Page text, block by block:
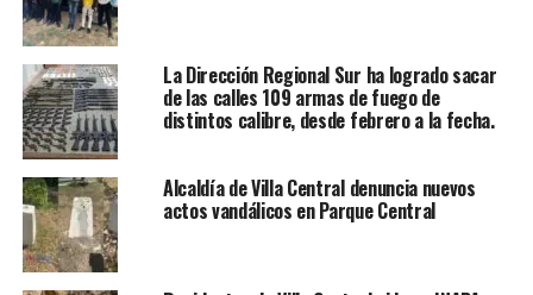
La Dirección Regional Sur ha logrado sacar
de las calles 109 armas de fuego de
distintos calibre, desde febrero a la fecha.
Alcaldía de Villa Central denuncia nuevos
actos vandálicos en Parque Central